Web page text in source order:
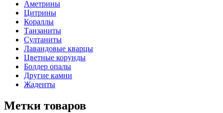
Аметрины
Цитрины
Кораллы
Танзаниты
Султаниты
Лавандовые кварцы
Цветные корунды
Болдер опалы
Другие камни
Жадеиты
Метки товаров